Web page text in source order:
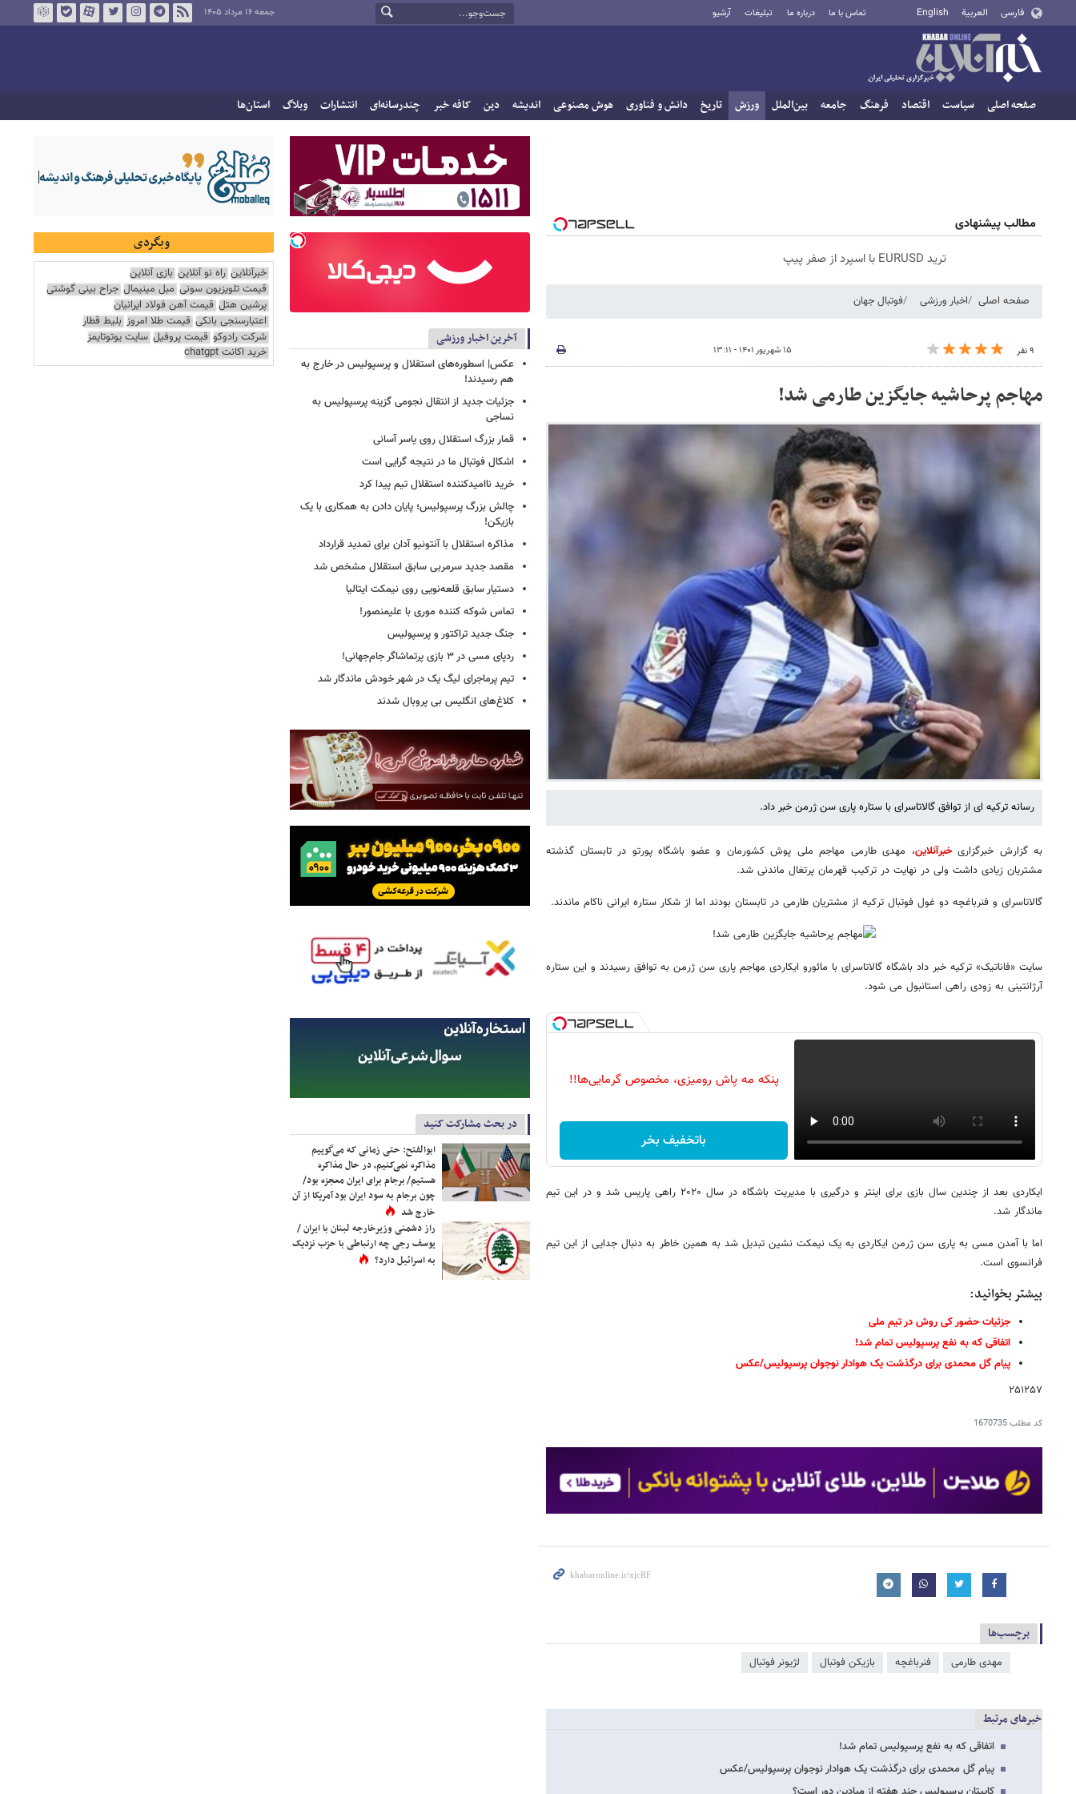
فارسی العربية English تماس با ما درباره ما تبلیغات آرشیو جمعه ۱۶ مرداد ۱۴۰۵
صفحه اصلی سیاست اقتصاد فرهنگ جامعه بین‌الملل ورزش تاریخ دانش و فناوری هوش مصنوعی اندیشه دین کافه خبر چندرسانه‌ای انتشارات وبلاگ استان‌ها
مطالب پیشنهادی
ترید EURUSD با اسپرد از صفر پیپ
صفحه اصلی اخبار ورزشی فوتبال جهان
۹ نفر ۱۵ شهریور ۱۴۰۱ - ۱۳:۱۱
مهاجم پرحاشیه جایگزین طارمی شد!
رسانه ترکیه ای از توافق گالاتاسرای با ستاره پاری سن ژرمن خبر داد.
به گزارش خبرگزاریخبرآنلاین، مهدی طارمی مهاجم ملی پوش کشورمان و عضو باشگاه پورتو در تابستان گذشته
مشتریان زیادی داشت ولی در نهایت در ترکیب قهرمان پرتغال ماندنی شد.
گالاتاسرای و فنرباغچه دو غول فوتبال ترکیه از مشتریان طارمی در تابستان بودند اما از شکار ستاره ایرانی ناکام ماندند.
سایت «فاناتیک» ترکیه خبر داد باشگاه گالاتاسرای با مائورو ایکاردی مهاجم پاری سن ژرمن به توافق رسیدند و این ستاره
آرژانتینی به زودی راهی استانبول می شود.
پنکه مه پاش رومیزی، مخصوص گرمایی‌ها!!
باتخفیف بخر
ایکاردی بعد از چندین سال بازی برای اینتر و درگیری با مدیریت باشگاه در سال ۲۰۲۰ راهی پاریس شد و در این تیم
ماندگار شد.
اما با آمدن مسی به پاری سن ژرمن ایکاردی به یک نیمکت نشین تبدیل شد به همین خاطر به دنبال جدایی از این تیم
فرانسوی است.
بیشتر بخوانید:
جزئیات حضور کی روش در تیم ملی
اتفاقی که به نفع پرسپولیس تمام شد!
پیام گل محمدی برای درگذشت یک هوادار نوجوان پرسپولیس/عکس
۲۵۱۲۵۷
کد مطلب1670735
برچسب‌ها
مهدی طارمی فنرباغچه بازیکن فوتبال لژیونر فوتبال
خبرهای مرتبط
اتفاقی که به نفع پرسپولیس تمام شد!
پیام گل محمدی برای درگذشت یک هوادار نوجوان پرسپولیس/عکس
آخرین اخبار ورزشی
عکس| اسطوره‌های استقلال و پرسپولیس در خارج به
هم رسیدند!
جزئیات جدید از انتقال نجومی گزینه پرسپولیس به
نساجی
قمار بزرگ استقلال روی یاسر آسانی
اشکال فوتبال ما در نتیجه گرایی است
خرید ناامیدکننده استقلال تیم پیدا کرد
چالش بزرگ پرسپولیس؛ پایان دادن به همکاری با یک
بازیکن!
مذاکره استقلال با آنتونیو آدان برای تمدید قرارداد
مقصد جدید سرمربی سابق استقلال مشخص شد
دستیار سابق قلعه‌نویی روی نیمکت ایتالیا
تماس شوکه کننده موری با علیمنصور!
جنگ جدید تراکتور و پرسپولیس
ردپای مسی در ۳ بازی پرتماشاگر جام‌جهانی!
تیم پرماجرای لیگ یک در شهر خودش ماندگار شد
کلاغ‌های انگلیس بی پروبال شدند
در بحث مشارکت کنید
ابوالفتح: حتی زمانی که می‌گوییم
مذاکره نمی‌کنیم، در حال مذاکره
هستیم/ برجام برای ایران معجزه بود/
چون برجام به سود ایران بود آمریکا از آن
خارج شد
راز دشمنی وزیرخارجه لبنان با ایران /
یوسف رجی چه ارتباطی با حزب نزدیک
به اسرائیل دارد؟
وبگردی
خبرآنلاین راه نو آنلاین بازی آنلاین
قیمت تلویزیون سونی مبل مینیمال جراح بینی گوشتی
پرشین هتل قیمت آهن فولاد ایرانیان
اعتبارسنجی بانکی قیمت طلا امروز بلیط قطار
شرکت رادوکو قیمت پروفیل سایت یوتوتایمز
خرید اکانت chatgpt